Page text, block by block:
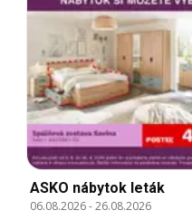
ASKO nábytok leták
06.08.2026-26.08.2026